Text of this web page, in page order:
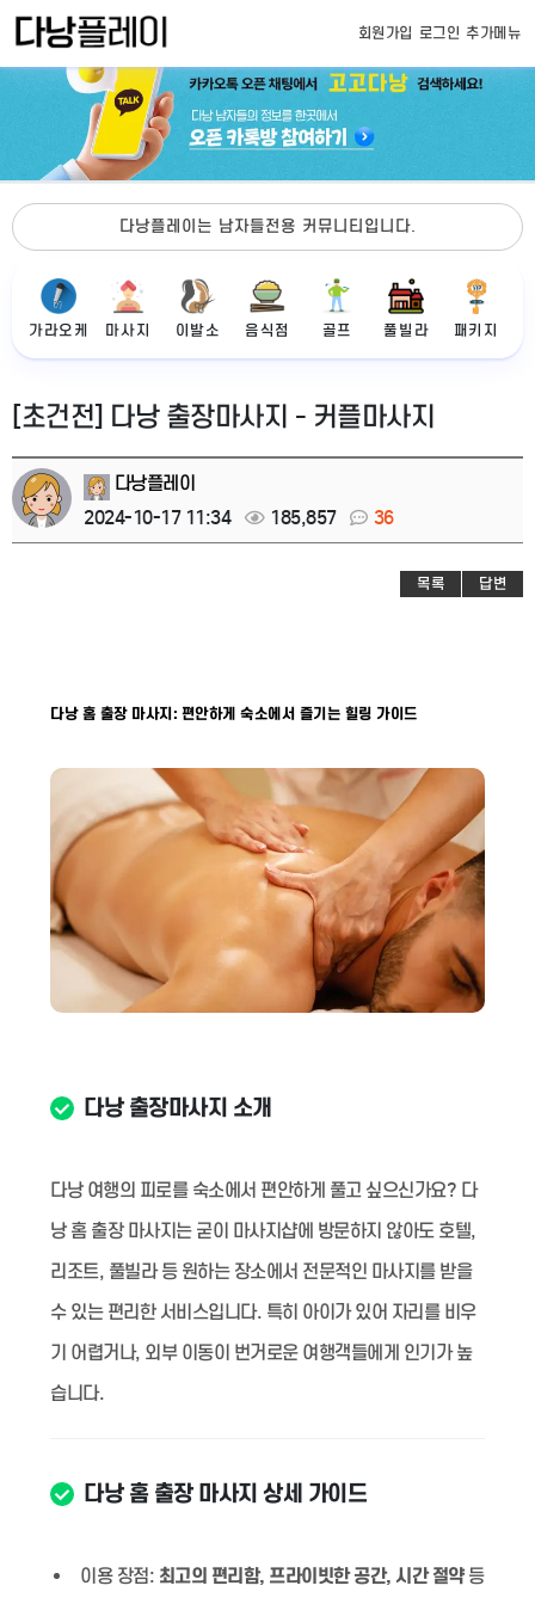
회원가입 로그인 추가메뉴
다낭플레이는 남자들전용 커뮤니티입니다.
가라오케 마사지 이발소 음식점 골프 풀빌라 패키지
[초건전] 다낭 출장마사지 - 커플마사지
다낭플레이
2024-10-17 11:34
185,857 36
목록 답변
다낭 홈 출장 마사지: 편안하게 숙소에서 즐기는 힐링 가이드
다낭 출장마사지 소개
다낭 여행의 피로를 숙소에서 편안하게 풀고 싶으신가요? 다
낭 홈 출장 마사지는 굳이 마사지샵에 방문하지 않아도 호텔,
리조트, 풀빌라 등 원하는 장소에서 전문적인 마사지를 받을
수 있는 편리한 서비스입니다. 특히 아이가 있어 자리를 비우
기 어렵거나, 외부 이동이 번거로운 여행객들에게 인기가 높
습니다.
다낭 홈 출장 마사지 상세 가이드
이용 장점: 최고의 편리함, 프라이빗한 공간, 시간 절약등